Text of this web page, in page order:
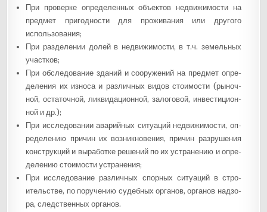
При проверке определенных объектов недвижимости на
предмет пригодности для проживания или другого
использования;
При раз­де­лении до­лей в нед­ви­жимос­ти, в т.ч. зе­мель­ных
учас­тков;
При об­сле­дова­ние зда­ний и со­ору­жений на пред­мет оп­ре­
деле­ния их из­но­са и раз­личных ви­дов сто­имос­ти (ры­ноч­
ной, ос­та­точ­ной, лик­ви­даци­он­ной, за­лого­вой, ин­вести­ци­он­
ной и др.);
При ис­сле­дова­нии ава­рий­ных си­ту­аций нед­ви­жимос­ти, оп­
ре­деле­нию при­чин их воз­никно­вения, при­чин раз­ру­шения
конс­трук­ций и вы­работ­ке ре­шений по их ус­тра­нению и оп­ре­
деле­нию сто­имос­ти ус­тра­нения;
При ис­сле­дова­ние раз­личных спор­ных си­ту­аций в стро­
итель­стве, по по­руче­нию су­деб­ных ор­га­нов, ор­га­нов над­зо­
ра, следс­твен­ных ор­га­нов.